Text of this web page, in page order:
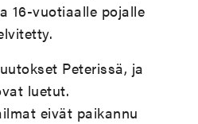
16-vuotiaalle pojalle
Peterissä, ja
luetut.
eivät paikannu